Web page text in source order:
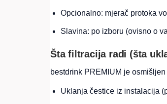
Opcionalno: mjerač protoka
Slavina: po izboru (ovisno o
Šta filtracija radi (šta
bestdrink PREMIUM je
Uklanja čestice iz instalacija